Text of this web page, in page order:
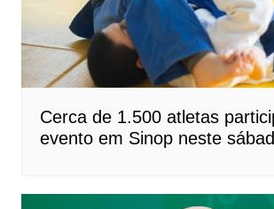
Cerca de 1.500 atletas
evento em Sinop neste